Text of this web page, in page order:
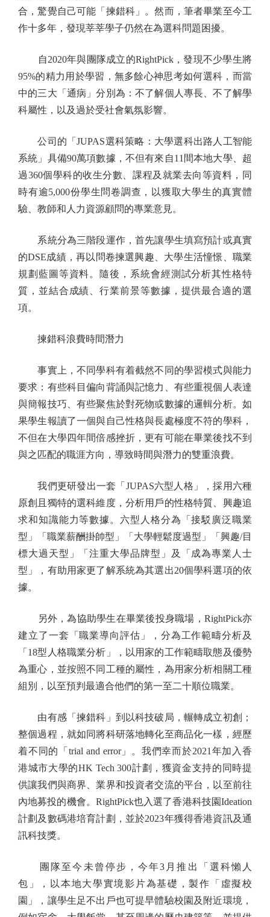
合，驚覺自己可能「揀錯科」。然而，筆者畢業至今工
作十多年，發現莘莘學子仍然在為選科問題困擾。
自2020年與團隊成立的RightPick，發現不少學生將
95%的精力用於學習，無多餘心神思考如何選科，而當
中的三大「通病」分別為：不了解個人專長、不了解學
科屬性，以及過於受社會氣氛影響。
公司的「JUPAS選科策略：大學選科出路人工智能
系統」具備90萬項數據，不但有來自11間本地大學、超
過360個學科的收生分數、課程及就業去向等資料，同
時有逾5,000份學生問卷調查，以獲取大學生的真實體
驗、教師和人力資源顧問的專業意見。
系統分為三階段運作，首先讓學生填寫預計或真實
的DSE成績，再以問卷揀選興趣、大學生活憧憬、職業
規劃藍圖等資料。隨後，系統會經測試分析其性格特
質，並結合成績、行業前景等數據，提供最合適的選
項。
揀錯科浪費時間潛力
事實上，不同學科有着截然不同的學習模式與能力
要求：有些科目偏向背誦與記憶力、有些重視個人表達
與簡報技巧、有些聚焦於對死物或數據的邏輯分析。如
果學生報讀了一個與自己性格與長處極度不符的學科，
不但在大學四年間倍感挫折，更有可能在畢業後找不到
與之匹配的職涯方向，導致時間與潛力的雙重浪費。
我們更研發出一套「JUPAS六型人格」，採用六種
原創且獨特的選科維度，分析用戶的性格特質、興趣追
求和知識能力等數據。六型人格分為「接駁廣泛職業
型」「職業薪酬掛帥型」「大學輕鬆度過型」「興趣/目
標大過天型」「注重大學品牌型」及「成為專業人士
型」，有助用家更了解系統為其選出20個學科選項的依
據。
另外，為協助學生在畢業後投身職場，RightPick亦
建立了一套「職業導向評估」，分為工作範疇分析及
「18型人格職業分析」，以用家的工作範疇取態及優勢
為重心，並按照不同工種的屬性，為用家分析相關工種
組別，以至預判最適合他們的第一至二十順位職業。
由有感「揀錯科」到以科技破局，輾轉成立初創；
整個過程，就如同將科研落地轉化至商品化一樣，經歷
着不同的「trial and error」。我們幸而於2021年加入香
港城市大學的HK Tech 300計劃，獲資金支持的同時提
供讓我們與商界、業界和投資者交流的平台，以至前往
內地募投的機會。RightPick也入選了香港科技園Ideation
計劃及數碼港培育計劃，並於2023年獲得香港資訊及通
訊科技獎。
團隊至今未曾停步，今年3月推出「選科懶人
包」，以本地大學實境影片為基礎，製作「虛擬校
園」，讓學生足不出戶也可提早體驗校園及附近環境，